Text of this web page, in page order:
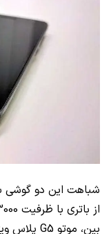
شباهت این دو گوشی
بین، موتو G5 پلاس